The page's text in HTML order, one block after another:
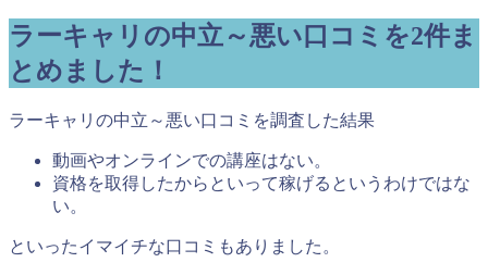
ラーキャリの中立～悪い口コミを2件ま
とめました！
ラーキャリの中立～悪い口コミを調査した結果
動画やオンラインでの講座はない。
資格を取得したからといって稼げるというわけではな
い。
といったイマイチな口コミもありました。